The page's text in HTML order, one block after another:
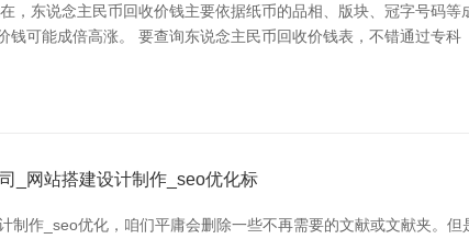
东说念主民币回收价钱主要依据纸币的品相、版块、冠字号码等
可能成倍高涨。 要查询东说念主民币回收价钱表，不错通过专科
_网站搭建设计制作_seo优化标
作_seo优化，咱们平庸会删除一些不再需要的文献或文献夹。